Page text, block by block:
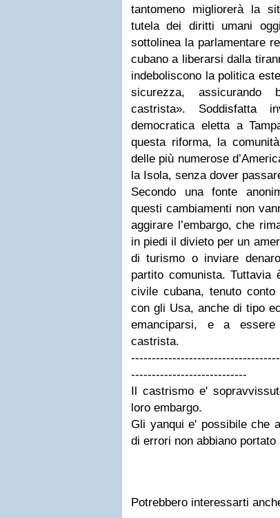
tantomeno migliorerà la
tutela dei diritti umani
sottolinea la parlamentare
cubano a liberarsi dalla
indeboliscono la politica
sicurezza, assicurando
castrista». Soddisfatta
democratica eletta a
questa riforma, la
delle più numerose
la Isola, senza dover
Secondo una fonte
questi cambiamenti non
aggirare l’embargo, che
in piedi il divieto per un
di turismo o inviare
partito comunista.
civile cubana, tenuto
con gli Usa, anche di tipo
emanciparsi, e a
castrista.
----------------------------
Il castrismo e'
loro embargo.
Gli yanqui e' possibile che
di errori non abbiano portato
Potrebbero interessarti